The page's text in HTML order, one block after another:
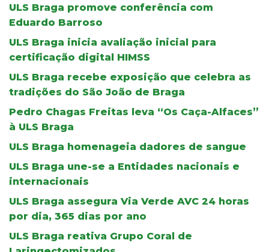
ULS Braga promove conferência com
Eduardo Barroso
ULS Braga inicia avaliação inicial para
certificação digital HIMSS
ULS Braga recebe exposição que celebra as
tradições do São João de Braga
Pedro Chagas Freitas leva “Os Caça-Alfaces”
à ULS Braga
ULS Braga homenageia dadores de sangue
ULS Braga une-se a Entidades nacionais e
internacionais
ULS Braga assegura Via Verde AVC 24 horas
por dia, 365 dias por ano
ULS Braga reativa Grupo Coral de